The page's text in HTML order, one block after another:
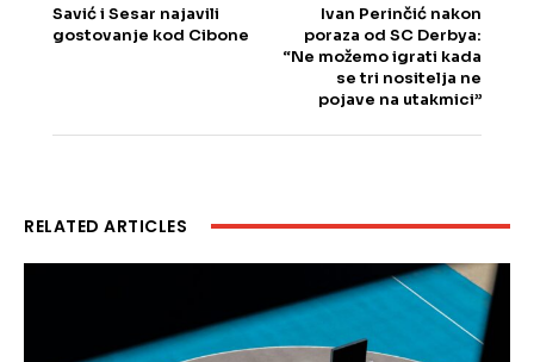
Savić i Sesar najavili
gostovanje kod Cibone
Ivan Perinčić nakon
poraza od SC Derbya:
“Ne možemo igrati kada
se tri nositelja ne
pojave na utakmici”
RELATED ARTICLES